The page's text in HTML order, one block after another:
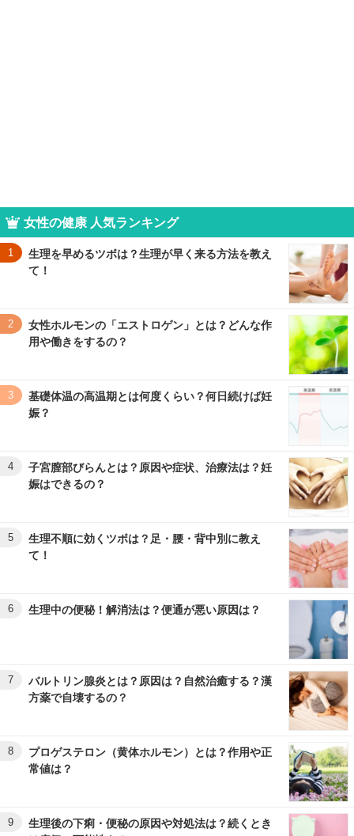
女性の健康 人気ランキング
1
生理を早めるツボは？生理が早く来る方法を教え
て！
2
女性ホルモンの「エストロゲン」とは？どんな作
用や働きをするの？
3
基礎体温の高温期とは何度くらい？何日続けば妊
娠？
4
子宮膣部びらんとは？原因や症状、治療法は？妊
娠はできるの？
5
生理不順に効くツボは？足・腰・背中別に教え
て！
6 生理中の便秘！解消法は？便通が悪い原因は？
7
バルトリン腺炎とは？原因は？自然治癒する？漢
方薬で自壊するの？
8
プロゲステロン（黄体ホルモン）とは？作用や正
常値は？
9
生理後の下痢・便秘の原因や対処法は？続くとき